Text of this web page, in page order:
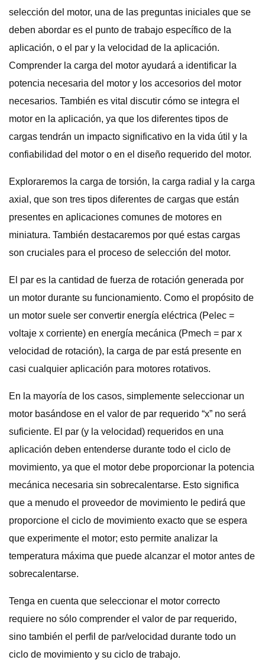
selección del motor, una de las preguntas iniciales que se
deben abordar es el punto de trabajo específico de la
aplicación, o el par y la velocidad de la aplicación.
Comprender la carga del motor ayudará a identificar la
potencia necesaria del motor y los accesorios del motor
necesarios. También es vital discutir cómo se integra el
motor en la aplicación, ya que los diferentes tipos de
cargas tendrán un impacto significativo en la vida útil y la
confiabilidad del motor o en el diseño requerido del motor.
Exploraremos la carga de torsión, la carga radial y la carga
axial, que son tres tipos diferentes de cargas que están
presentes en aplicaciones comunes de motores en
miniatura. También destacaremos por qué estas cargas
son cruciales para el proceso de selección del motor.
El par es la cantidad de fuerza de rotación generada por
un motor durante su funcionamiento. Como el propósito de
un motor suele ser convertir energía eléctrica (Pelec =
voltaje x corriente) en energía mecánica (Pmech = par x
velocidad de rotación), la carga de par está presente en
casi cualquier aplicación para motores rotativos.
En la mayoría de los casos, simplemente seleccionar un
motor basándose en el valor de par requerido “x” no será
suficiente. El par (y la velocidad) requeridos en una
aplicación deben entenderse durante todo el ciclo de
movimiento, ya que el motor debe proporcionar la potencia
mecánica necesaria sin sobrecalentarse. Esto significa
que a menudo el proveedor de movimiento le pedirá que
proporcione el ciclo de movimiento exacto que se espera
que experimente el motor; esto permite analizar la
temperatura máxima que puede alcanzar el motor antes de
sobrecalentarse.
Tenga en cuenta que seleccionar el motor correcto
requiere no sólo comprender el valor de par requerido,
sino también el perfil de par/velocidad durante todo un
ciclo de movimiento y su ciclo de trabajo.